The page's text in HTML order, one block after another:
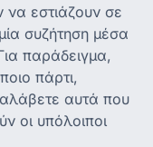
εστιάζουν σε
συζήτηση μέσα
παράδειγμα,
πάρτι,
αυτά που
οι υπόλοιποι